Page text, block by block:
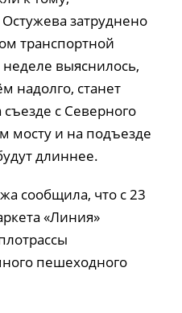
затруднено
транспортной
выяснилось,
надолго, станет
с Северного
мосту и на подъезде
длиннее.
сообщила, что с 23
«Линия»
пешеходного